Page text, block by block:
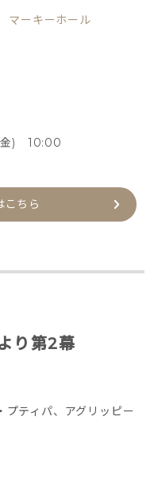
マーキーホール
(金) 10:00
こちら
り第2幕
プティパ、アグリッピー